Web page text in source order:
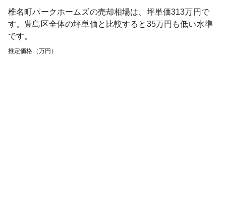
椎名町パークホームズの売却相場は、坪単価313万円で
す。 豊島区全体の坪単価と比較すると 35万円も低い水準
です。
推定価格（万円）